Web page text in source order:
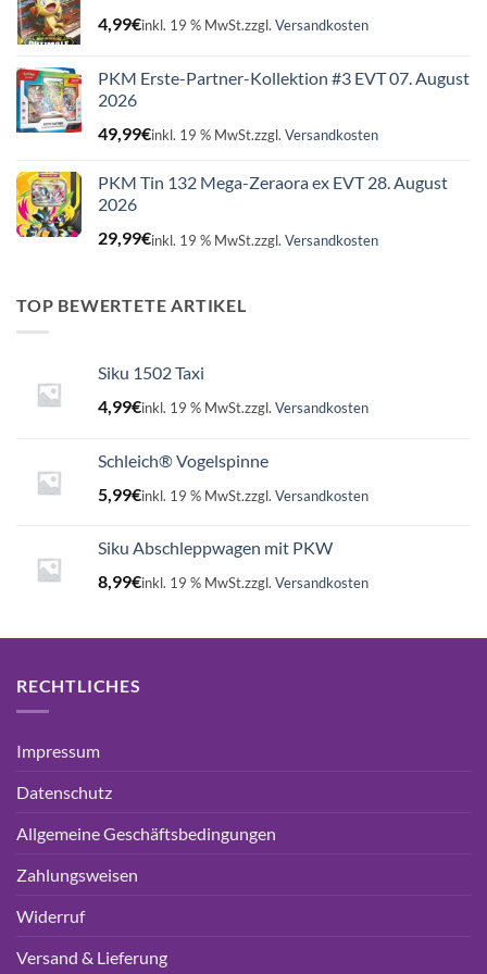
4,99€inkl. 19 % MwSt.zzgl. Versandkosten
PKM Erste-Partner-Kollektion #3 EVT 07. August
2026
49,99€inkl. 19 % MwSt.zzgl. Versandkosten
PKM Tin 132 Mega-Zeraora ex EVT 28. August
2026
29,99€inkl. 19 % MwSt.zzgl. Versandkosten
TOP BEWERTETE ARTIKEL
Siku 1502 Taxi
4,99€inkl. 19 % MwSt.zzgl. Versandkosten
Schleich® Vogelspinne
5,99€inkl. 19 % MwSt.zzgl. Versandkosten
Siku Abschleppwagen mit PKW
8,99€inkl. 19 % MwSt.zzgl. Versandkosten
RECHTLICHES
Impressum
Datenschutz
Allgemeine Geschäftsbedingungen
Zahlungsweisen
Widerruf
Versand & Lieferung